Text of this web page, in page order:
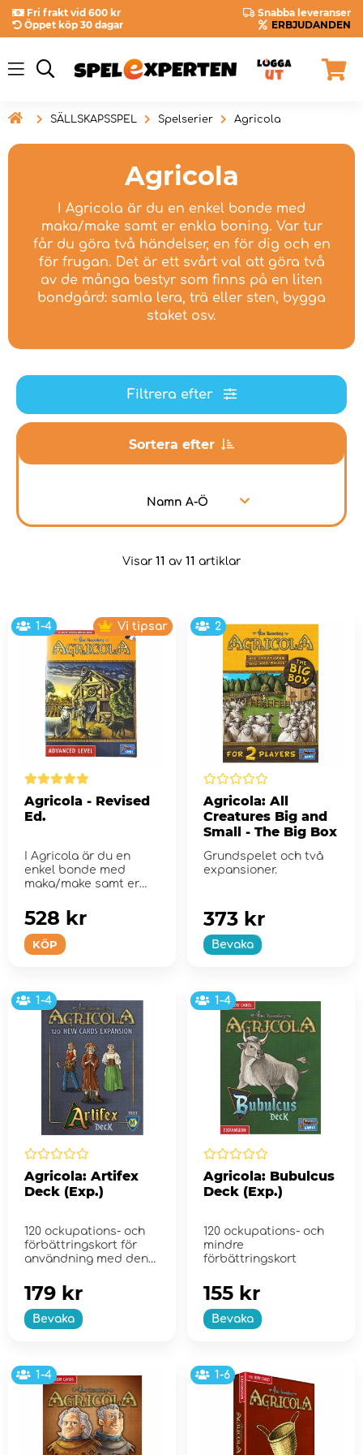
Fri frakt vid 600 kr
Snabba leveranser
Öppet köp 30 dagar
ERBJUDANDEN
 SÄLLSKAPSSPEL Spelserier Agricola
Agricola
I Agricola är du en enkel bonde med
maka/make samt er enkla boning. Var tur
får du göra två händelser, en för dig och en
för frugan. Det är ett svårt val att göra två
av de många bestyr som finns på en liten
bondgård: samla lera, trä eller sten, bygga
staket osv.
Filtrera efter
Sortera efter
Namn A-Ö
Visar 11 av 11 artiklar
1-4 Vi tipsar
Agricola - Revised
Ed.
I Agricola är du en
enkel bonde med
maka/make samt er
KÖP
528 kr
2
Agricola: All
Creatures Big and
Small - The Big Box
Grundspelet och två
expansioner.
Bevaka
373 kr
1-4
Agricola: Artifex
Deck (Exp.)
120 ockupations- och
förbättringskort för
användning med den
Bevaka
179 kr
1-4
Agricola: Bubulcus
Deck (Exp.)
120 ockupations- och
mindre
förbättringskort
Bevaka
155 kr
1-4 1-6